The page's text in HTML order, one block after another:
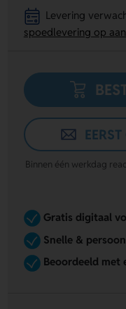
Levering
spoedlevering op
Binnen één werkdag
Gratis digitaal
Snelle &
Beoordeeld met